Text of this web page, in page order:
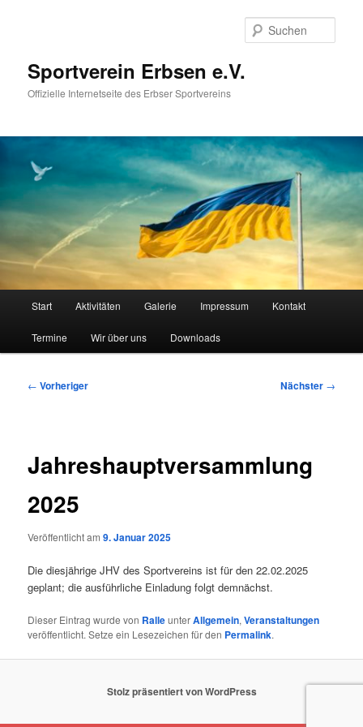
Sportverein Erbsen e.V.
Offizielle Internetseite des Erbser Sportvereins
Start Aktivitäten Galerie Impressum Kontakt
Termine Wir über uns Downloads
Beitragsnavigation
← Vorheriger Nächster →
Jahreshauptversammlung
2025
Veröffentlicht am9. Januar 2025
Die diesjährige JHV des Sportvereins ist für den 22.02.2025
geplant; die ausführliche Einladung folgt demnächst.
Dieser Eintrag wurde von RalleunterAllgemein,Veranstaltungen
veröffentlicht. Setze ein Lesezeichen für den Permalink.
Stolz präsentiert von WordPress